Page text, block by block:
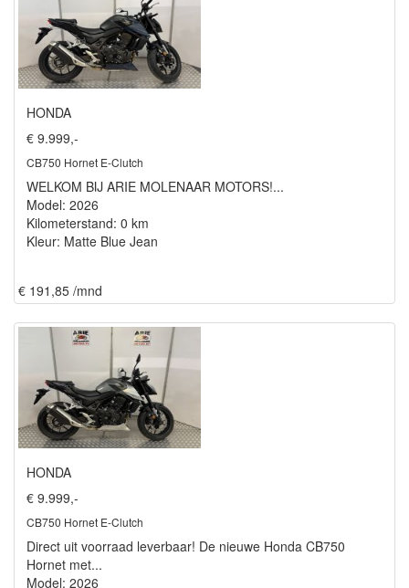
HONDA
€ 9.999,-
CB750 Hornet E-Clutch
WELKOM BIJ ARIE MOLENAAR MOTORS!...
Model: 2026
Kilometerstand: 0 km
Kleur: Matte Blue Jean
€ 191,85 /mnd
HONDA
€ 9.999,-
CB750 Hornet E-Clutch
Direct uit voorraad leverbaar! De nieuwe Honda CB750
Hornet met...
Model: 2026